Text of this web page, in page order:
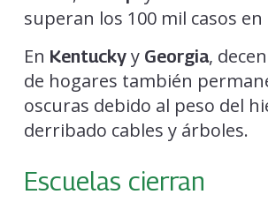
superan los 100 mil casos en
En Kentuckyy Georgia,
de hogares también
oscuras debido al peso del
derribado cables y árboles.
Escuelas cierran